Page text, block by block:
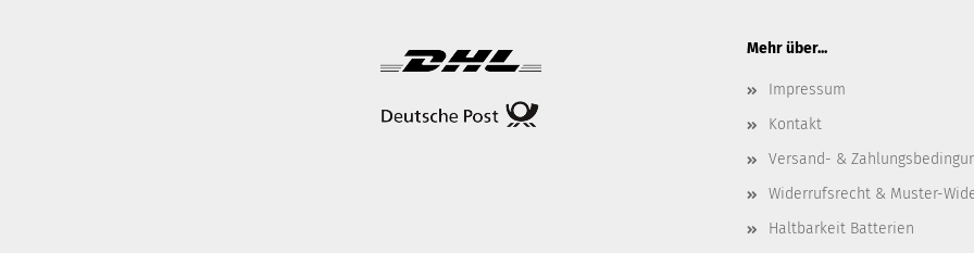
Mehr über...
Impressum
Kontakt
Versand- &
Widerrufsrecht & Muster-
Haltbarkeit Batterien